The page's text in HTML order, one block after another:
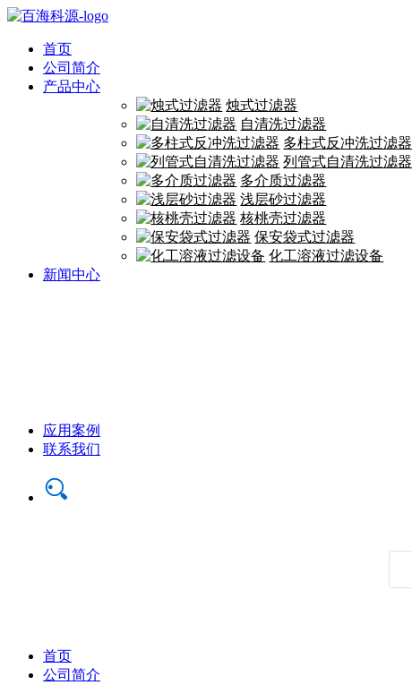
首页
公司简介
产品中心
烛式过滤器
自清洗过滤器
多柱式反冲洗过滤器
列管式自清洗过滤器
多介质过滤器
浅层砂过滤器
核桃壳过滤器
保安袋式过滤器
化工溶液过滤设备
新闻中心
应用案例
联系我们
首页
公司简介